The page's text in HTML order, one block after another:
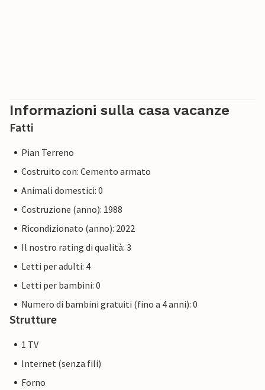
Informazioni sulla casa vacanze
Fatti
Pian Terreno
Costruito con: Cemento armato
Animali domestici: 0
Costruzione (anno): 1988
Ricondizionato (anno): 2022
Il nostro rating di qualità: 3
Letti per adulti: 4
Letti per bambini: 0
Numero di bambini gratuiti (fino a 4 anni): 0
Strutture
1 TV
Internet (senza fili)
Forno